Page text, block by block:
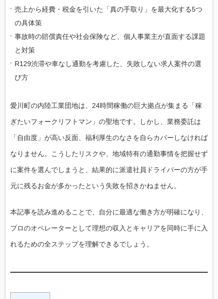
売上から経費・税金を引いた「真の手取り」を最大化する5つ
の具体策
事故時の賠償責任や社会保険など、個人事業主が直面する課題
と対策
R129渋滞や車なし通勤を考慮した、失敗しない求人案件の選
び方
愛川町の内陸工業団地は、24時間稼働の巨大拠点が集まる「稼
ぎたいフォークリフトマン」の聖地です。しかし、業務委託は
「自由度」が高い反面、福利厚生のなさを自らカバーしなければ
なりません。こうしたリスクや、地域特有の通勤事情を把握せず
に案件を選んでしまうと、結果的に派遣社員ドライバーの方が手
元に残るお金が多かったという失敗を招きかねません。
本記事を読み進めることで、自分に最適な働き方が明確になり、
プロのオペレーターとして理想の収入とキャリアを同時に手に入
れるための全ステップを理解できるでしょう。